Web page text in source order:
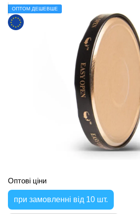
ОПТОМ ДЕШЕВШЕ
Оптові ціни
при замовленні від 10 шт.